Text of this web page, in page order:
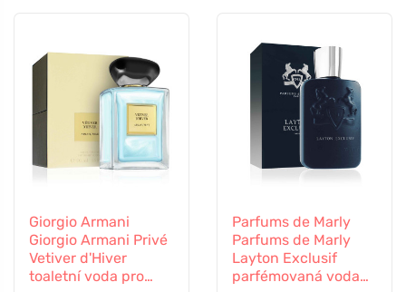
Giorgio Armani
Giorgio Armani Privé
Vetiver d'Hiver
toaletní voda pro
Parfums de Marly
Parfums de Marly
Layton Exclusif
parfémovaná voda